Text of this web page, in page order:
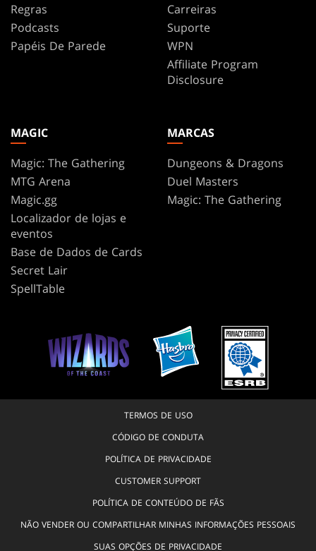
Regras
Podcasts
Papéis De Parede
Carreiras
Suporte
WPN
Affiliate Program
Disclosure
MAGIC
Magic: The Gathering
MTG Arena
Magic.gg
Localizador de lojas e
eventos
Base de Dados de Cards
Secret Lair
SpellTable
MARCAS
Dungeons & Dragons
Duel Masters
Magic: The Gathering
TERMOS DE USO
CÓDIGO DE CONDUTA
POLÍTICA DE PRIVACIDADE
CUSTOMER SUPPORT
POLÍTICA DE CONTEÚDO DE FÃS
NÃO VENDER OU COMPARTILHAR MINHAS INFORMAÇÕES PESSOAIS
SUAS OPÇÕES DE PRIVACIDADE